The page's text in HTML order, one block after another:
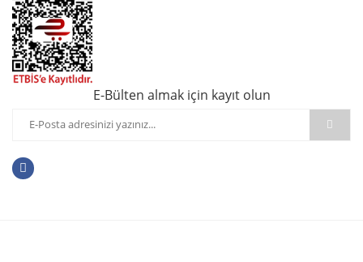
E-Bülten almak için kayıt olun